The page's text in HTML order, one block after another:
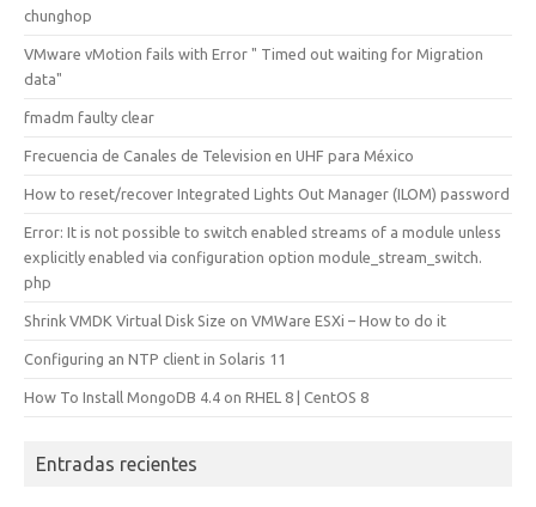
chunghop
VMware vMotion fails with Error " Timed out waiting for Migration
data"
fmadm faulty clear
Frecuencia de Canales de Television en UHF para México
How to reset/recover Integrated Lights Out Manager (ILOM) password
Error: It is not possible to switch enabled streams of a module unless
explicitly enabled via configuration option module_stream_switch.
php
Shrink VMDK Virtual Disk Size on VMWare ESXi – How to do it
Configuring an NTP client in Solaris 11
How To Install MongoDB 4.4 on RHEL 8 | CentOS 8
Entradas recientes